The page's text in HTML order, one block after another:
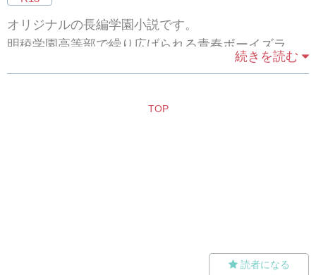
オリジナルの長編学園小説です。
明稜学園高等部で繰り広げられる青春ボーイズラブ
続きを読む
TOP
読者になる